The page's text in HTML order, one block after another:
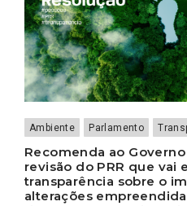
Ambiente Parlamento
Recomenda ao
revisão do PRR que vai
transparência sobre o
alterações